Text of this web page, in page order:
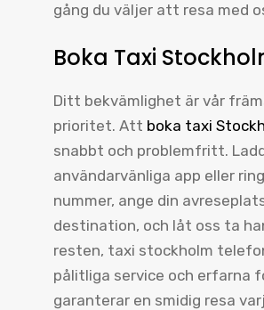
gång du väljer att resa med
Boka Taxi
Ditt bekvämlighet är vår
prioritet. Att boka taxi
snabbt och problemfritt.
användarvänliga app eller
nummer, ange din
destination, och låt oss ta
resten, taxi stockholm
pålitliga service och erfarna
garanterar en smidig resa